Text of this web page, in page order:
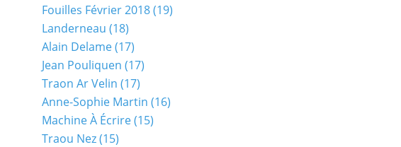
Fouilles Février 2018(19)
Landerneau (18)
Alain Delame(17)
Jean Pouliquen (17)
Traon Ar Velin (17)
Anne-Sophie Martin (16)
Machine À Écrire(15)
Traou Nez(15)